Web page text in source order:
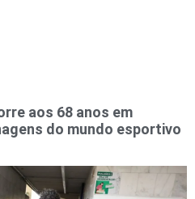
aos 68 anos em
do mundo esportivo